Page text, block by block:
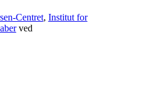
Centret, Institut for
ved